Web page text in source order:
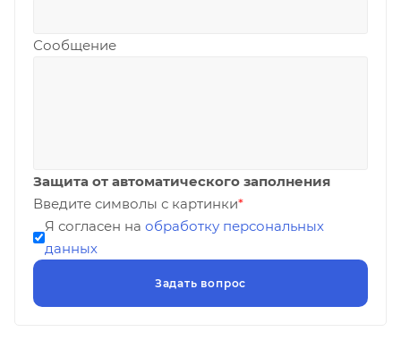
Сообщение
Защита от автоматического заполнения
Введите символы с картинки*
Я согласен на обработку персональных
данных